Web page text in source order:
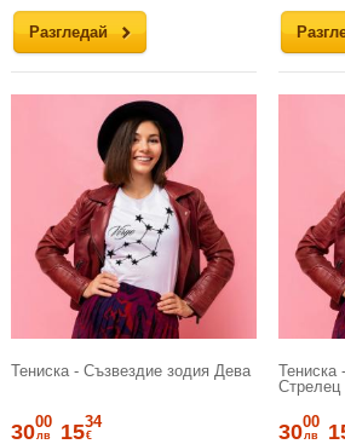
Разгледай
Тениска - Съзвездие зодия Дева
3000
лв 1534
€
Тениска
Стрелец
3000
лв